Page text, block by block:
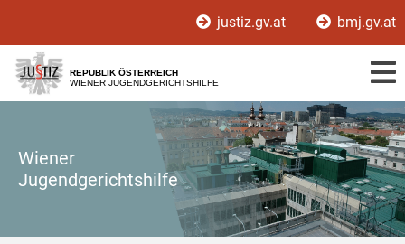
[1]
[2]
[3]
justiz.gv.at bmj.gv.at
REPUBLIK ÖSTERREICH
WIENER JUGENDGERICHTSHILFE
Wiener
Jugendgerichtshilfe